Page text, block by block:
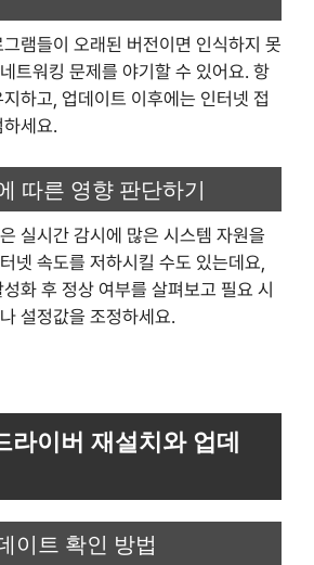
램들이 오래된 버전이면 인식하지 못
트워킹 문제를 야기할 수 있어요. 항
하고, 업데이트 이후에는 인터넷 접
세요.
따른 영향 판단하기
실시간 감시에 많은 시스템 자원을
넷 속도를 저하시킬 수도 있는데요,
화 후 정상 여부를 살펴보고 필요 시
설정값을 조정하세요.
라이버 재설치와 업데
이트 확인 방법